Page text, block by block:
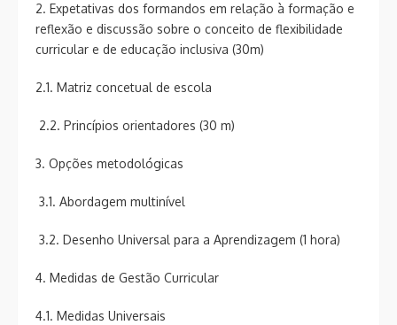
2. Expetativas dos formandos em relação à formação e
reflexão e discussão sobre o conceito de flexibilidade
curricular e de educação inclusiva (30m)
2.1. Matriz concetual de escola
2.2. Princípios orientadores (30 m)
3. Opções metodológicas
3.1. Abordagem multinível
3.2. Desenho Universal para a Aprendizagem (1 hora)
4. Medidas de Gestão Curricular
4.1. Medidas Universais